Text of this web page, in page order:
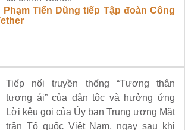
Phạm Tiến Dũng tiếp Tập đoàn Công
Tiếp nối truyền thống “Tương thân
tương ái” của dân tộc và hưởng ứng
Lời kêu gọi của Ủy ban Trung ương Mặt
trận Tổ quốc Việt Nam, ngay sau khi